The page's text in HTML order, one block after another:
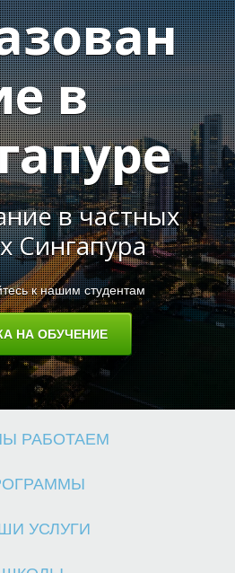
в
в частных
Сингапура
к нашим студентам
НА ОБУЧЕНИЕ
РАБОТАЕМ
УСЛУГИ